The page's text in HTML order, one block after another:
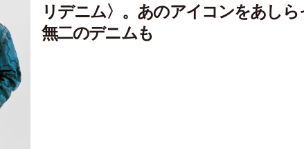
リデニム〉。あのアイコンをあしら
無二のデニムも